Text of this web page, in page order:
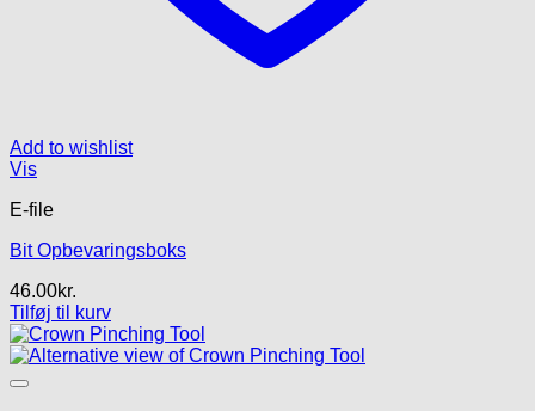
Add to wishlist
Vis
E-file
Bit Opbevaringsboks
46.00kr.
Tilføj til kurv